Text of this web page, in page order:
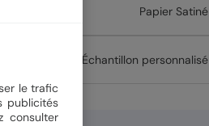
Papier Satiné
Échantillon personnalisé
le trafic
publicités
consulter